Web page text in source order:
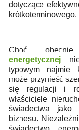
dotyczące
krótkoterminowego.
Choć
energetycznej
typowym najmie
może przynieść
się regulacji i
właściciele
świadectwa jako
biznesu.
świadectwo